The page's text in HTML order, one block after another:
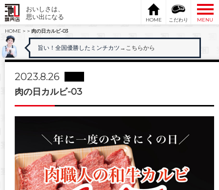
おいしさは、
思い出になる
HOME こだわり
MENU
HOME > > 肉の日カルビ-03
旨い！全国優勝したミンチカツ →こちらから
2023.8.26
肉の日カルビ-03